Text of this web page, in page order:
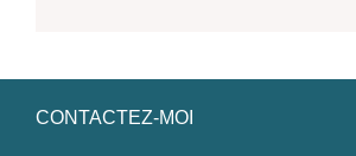
CONTACTEZ-MOI